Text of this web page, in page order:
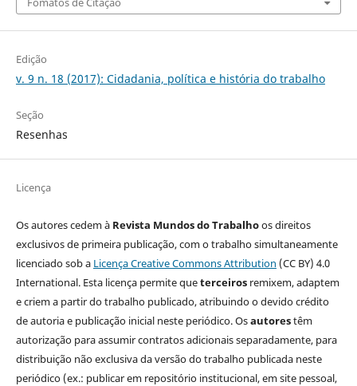
Edição
v. 9 n. 18 (2017): Cidadania, política e história do trabalho
Seção
Resenhas
Licença
Os autores cedem à Revista Mundos do Trabalhoos direitos
exclusivos de primeira publicação, com o trabalho simultaneamente
licenciado sob a Licença Creative Commons Attribution (CC BY) 4.0
International. Esta licença permite queterceirosremixem, adaptem
e criem a partir do trabalho publicado, atribuindo o devido crédito
de autoria e publicação inicial neste periódico. Osautorestêm
autorização para assumir contratos adicionais separadamente, para
distribuição não exclusiva da versão do trabalho publicada neste
periódico (ex.: publicar em repositório institucional, em site pessoal,